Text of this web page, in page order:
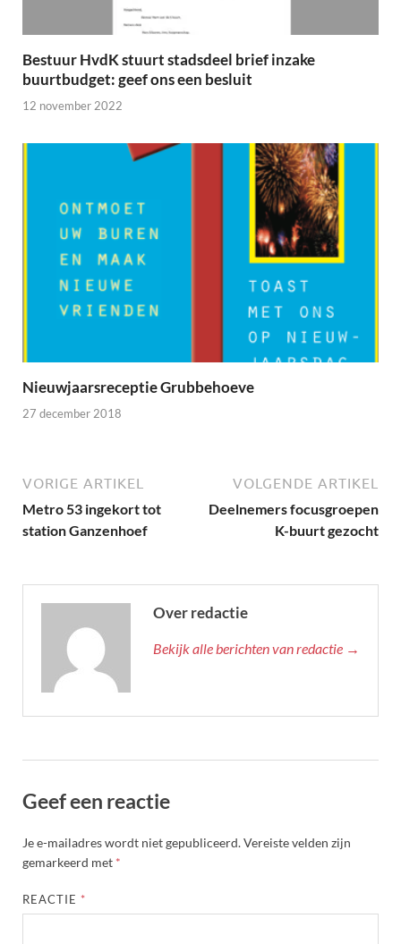
Bestuur HvdK stuurt stadsdeel brief inzake
buurtbudget: geef ons een besluit
12 november 2022
Nieuwjaarsreceptie Grubbehoeve
27 december 2018
VORIGE ARTIKEL
Metro 53 ingekort tot
station Ganzenhoef
VOLGENDE ARTIKEL
Deelnemers focusgroepen
K-buurt gezocht
Over redactie
Bekijk alle berichten van redactie →
Geef een reactie
Je e-mailadres wordt niet gepubliceerd.Vereiste velden zijn
gemarkeerd met *
REACTIE *